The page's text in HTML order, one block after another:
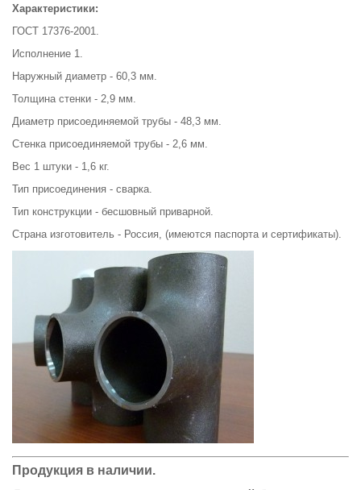
Характеристики:
ГОСТ 17376-2001.
Исполнение 1.
Наружный диаметр - 60,3 мм.
Толщина стенки - 2,9 мм.
Диаметр присоединяемой трубы - 48,3 мм.
Стенка присоединяемой трубы - 2,6 мм.
Вес 1 штуки - 1,6 кг.
Тип присоединения - сварка.
Тип конструкции - бесшовный приварной.
Страна изготовитель - Россия, (имеются паспорта и сертификаты).
Продукция в наличии.